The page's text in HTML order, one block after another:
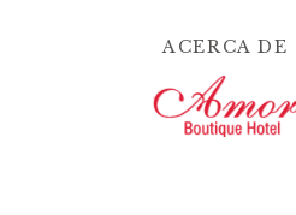
ACERCA DE